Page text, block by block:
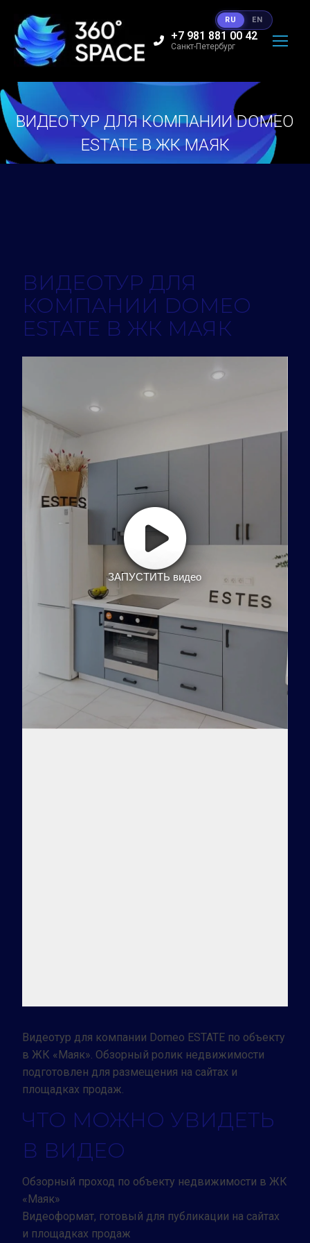
+7 981 881 00 42
Санкт-Петербург
ВИДЕОТУР ДЛЯ КОМПАНИИ DOMEO
ESTATE В ЖК МАЯК
Вы здесь:
ВИДЕОТУР ДЛЯ
КОМПАНИИ DOMEO
ESTATE В ЖК МАЯК
ЗАПУСТИТЬ видео
Видеотур для компании Domeo ESTATE по объекту
в ЖК «Маяк». Обзорный ролик недвижимости
подготовлен для размещения на сайтах и
площадках продаж.
ЧТО МОЖНО УВИДЕТЬ
В ВИДЕО
Обзорный проход по объекту недвижимости в ЖК
«Маяк»
Видеоформат, готовый для публикации на сайтах
и площадках продаж
RU EN